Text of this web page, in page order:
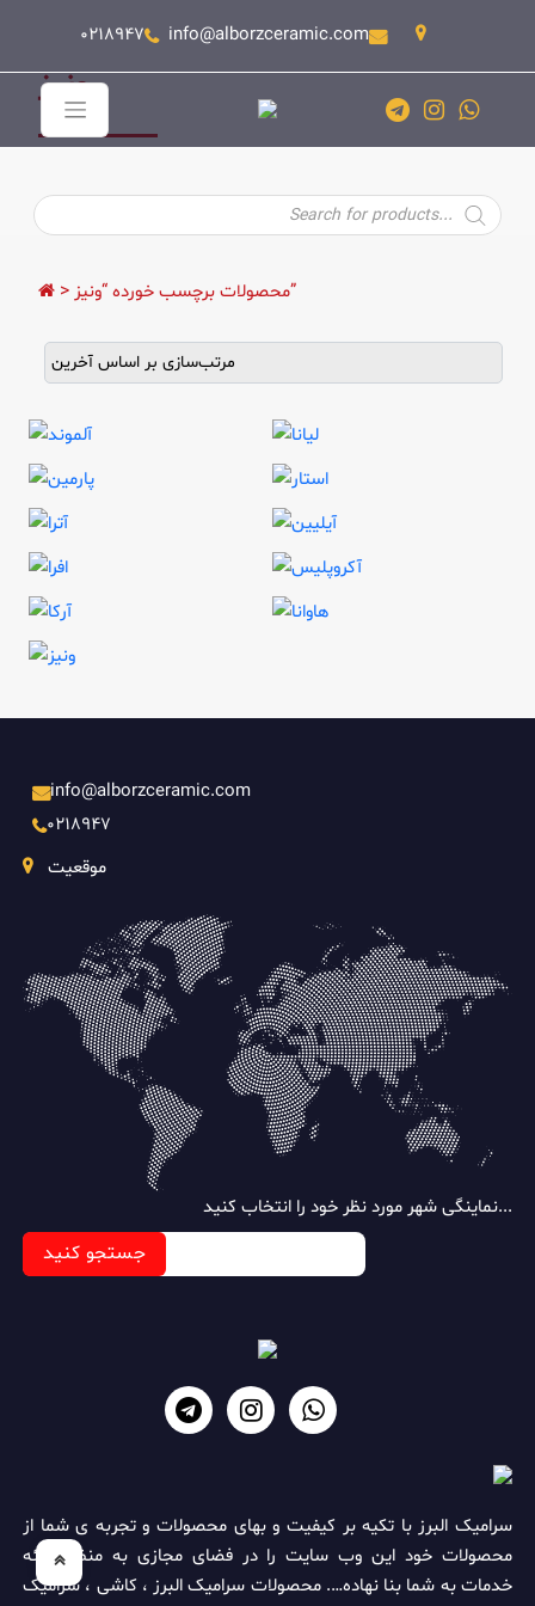
0218947 info@alborzceramic.com
ونیز
Products
search
> محصولات برچسب خورده “ونیز”
info@alborzceramic.com
0218947
موقعیت
نماینگی شهر مورد نظر خود را انتخاب کنید...
جستجو کنید
سرامیک البرز با تکیه بر کیفیت و بهای محصولات و تجربه ی شما از
محصولات خود این وب سایت را در فضای مجازی به منظور ارائه
خدمات به شما بنا نهاده…. محصولات سرامیک البرز ، کاشی ، سرامیک